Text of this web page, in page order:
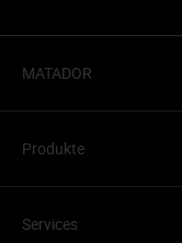
MATADOR
Produkte
Services